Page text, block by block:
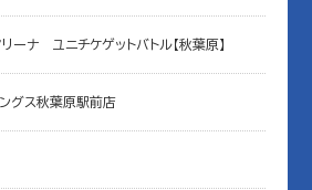
ーナ ユニチケゲットバトル【秋葉原】
ングス秋葉原駅前店